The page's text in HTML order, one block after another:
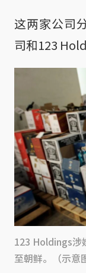
这两家公司
司和123
123 Holdings涉
至朝鲜。（示意